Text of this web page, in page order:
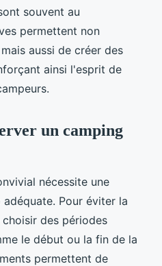
souvent au
permettent non
aussi de créer des
ainsi l'esprit de
un camping
nécessite une
adéquate. Pour éviter la
des périodes
le début ou la fin de la
permettent de